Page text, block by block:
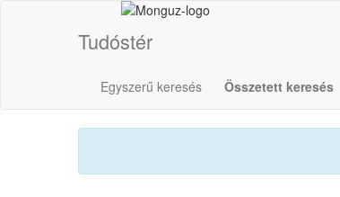
Tudóstér
Egyszerű keresés Összetett keresés